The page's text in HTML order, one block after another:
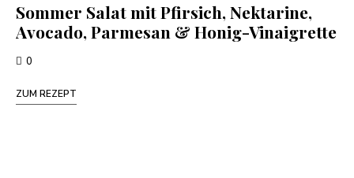
Sommer Salat mit Pfirsich, Nektarine,
Avocado, Parmesan & Honig-Vinaigrette
0
ZUM REZEPT